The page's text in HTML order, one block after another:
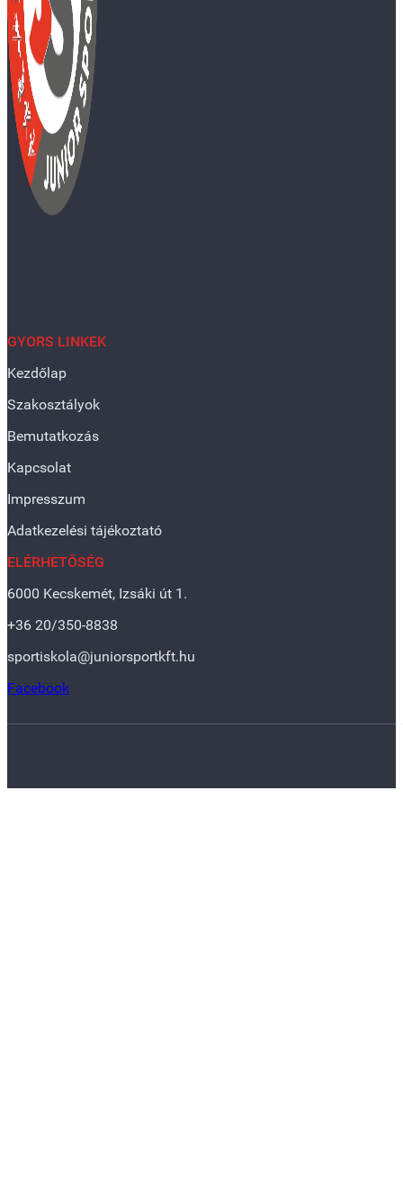
GYORS LINKEK
Kezdőlap
Szakosztályok
Bemutatkozás
Kapcsolat
Impresszum
Adatkezelési tájékoztató
ELÉRHETŐSÉG
6000 Kecskemét, Izsáki út 1.
+36 20/350-8838
sportiskola@juniorsportkft.hu
Facebook